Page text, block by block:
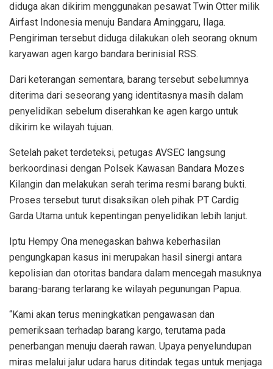
diduga akan dikirim menggunakan pesawat Twin Otter milik
Airfast Indonesia menuju Bandara Aminggaru, Ilaga.
Pengiriman tersebut diduga dilakukan oleh seorang oknum
karyawan agen kargo bandara berinisial RSS.
Dari keterangan sementara, barang tersebut sebelumnya
diterima dari seseorang yang identitasnya masih dalam
penyelidikan sebelum diserahkan ke agen kargo untuk
dikirim ke wilayah tujuan.
Setelah paket terdeteksi, petugas AVSEC langsung
berkoordinasi dengan Polsek Kawasan Bandara Mozes
Kilangin dan melakukan serah terima resmi barang bukti.
Proses tersebut turut disaksikan oleh pihak PT Cardig
Garda Utama untuk kepentingan penyelidikan lebih lanjut.
Iptu Hempy Ona menegaskan bahwa keberhasilan
pengungkapan kasus ini merupakan hasil sinergi antara
kepolisian dan otoritas bandara dalam mencegah masuknya
barang-barang terlarang ke wilayah pegunungan Papua.
“Kami akan terus meningkatkan pengawasan dan
pemeriksaan terhadap barang kargo, terutama pada
penerbangan menuju daerah rawan. Upaya penyelundupan
miras melalui jalur udara harus ditindak tegas untuk menjaga